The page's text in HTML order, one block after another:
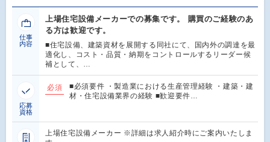
仕事
内容
上場住宅設備メーカーでの募集です。 購買のご経験のあ
る方は歓迎です。
■住宅設備、建築資材を展開する同社にて、国内外の調達を最
適化し、コスト・品質・納期をコントロールするリーダー候
補として、…
応募
資格
必須
■必須要件 ・製造業における生産管理経験 ・建築・建
材・住宅設備業界の経験 ■歓迎要件…
上場住宅設備メーカー ※詳細は求人紹介時にご案内いたしま